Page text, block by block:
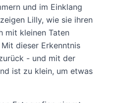
und im Einklang
Lilly, wie sie ihren
mit kleinen Taten
dieser Erkenntnis
- und mit der
ist zu klein, um etwas